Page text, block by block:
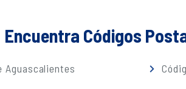
Encuentra Códigos
Aguascalientes